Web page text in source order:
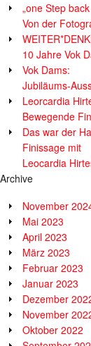
„one Step
Von der
10 Jahre Vok
Vok Dams:
Jubiläums-
Leorcardia
Bewegende
Das war der
Finissage mit
Leocardia
Archive
November
Mai 2023
April 2023
März 2023
Februar 2023
Januar 2023
Dezember
November
Oktober 2022